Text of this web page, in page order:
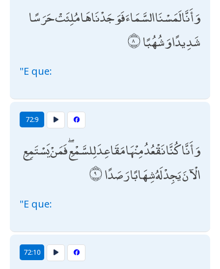
وَأَنَّا لَمَسْنَا السَّمَاءَ فَوَجَدْنَاهَا مُلِئَتْ حَرَسًا
شَدِيدًا وَشُهُبًا
"E que:
72:9
وَأَنَّا كُنَّا نَقْعُدُ مِنْهَا مَقَاعِدَ لِلسَّمْعِ ۖ فَمَنْ يَسْتَمِعِ
الْآنَ يَجِدْ لَهُ شِهَابًا رَصَدًا
"E que:
72:10